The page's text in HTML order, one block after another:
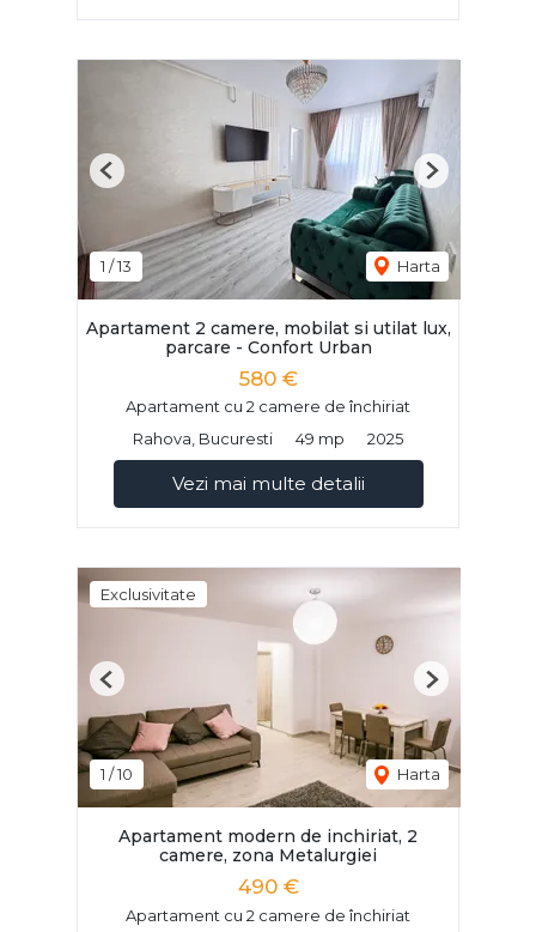
1 /13 Harta
Previous Next
Apartament 2 camere, mobilat si utilat lux,
parcare - Confort Urban
580 €
Apartament cu 2 camere de închiriat
Rahova, Bucuresti
49 mp 2025
Vezi mai multe detalii
Exclusivitate
1 /10 Harta
Previous Next
Apartament modern de inchiriat, 2
camere, zona Metalurgiei
490 €
Apartament cu 2 camere de închiriat